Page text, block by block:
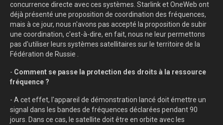
concurrence directe avec ces systèmes. Starlink et OneWeb ont
déjà présenté une proposition de coordination des fréquences,
mais à ce jour, nous n'avons pas accepté la proposition de subir
une coordination, c'est-à-dire, en fait, nous ne leur permettons
pas d'utiliser leurs systèmes satellitaires sur le territoire de la
Fédération de Russie .
- Comment se passe la protection des droits à la ressource
fréquence ?
- A cet effet, l'appareil de démonstration lancé doit émettre un
signal dans les bandes de fréquences déclarées pendant 90
jours. Dans ce cas, le satellite doit être en orbite avec les